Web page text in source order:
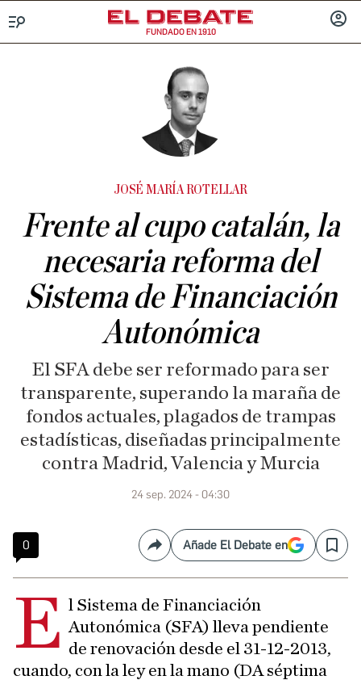
FUNDADO EN 1910
JOSÉ MARÍA ROTELLAR
Frente al cupo catalán, la
necesaria reforma del
Sistema de Financiación
Autonómica
El SFA debe ser reformado para ser
transparente, superando la maraña de
fondos actuales, plagados de trampas
estadísticas, diseñadas principalmente
contra Madrid, Valencia y Murcia
24 sep. 2024 - 04:30
0 CompartirAñade El Debate en Save
E l Sistema de Financiación
Autonómica (SFA) lleva pendiente
de renovación desde el 31-12-2013,
cuando, con la ley en la mano (DA séptima